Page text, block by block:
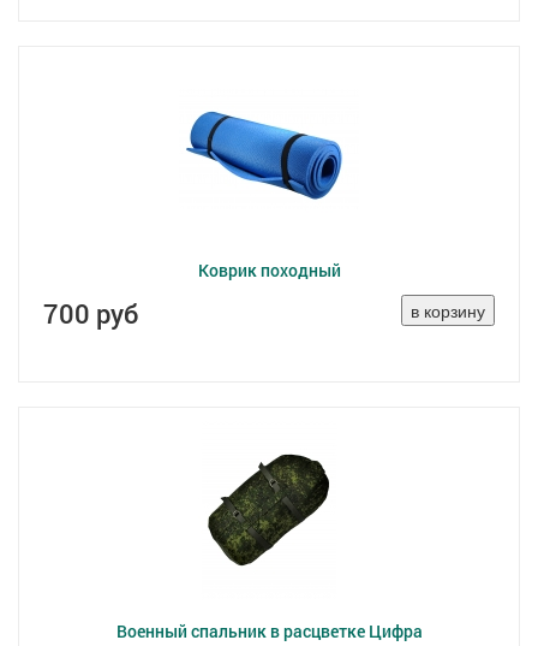
Коврик походный
700 руб
Военный спальник в расцветке Цифра